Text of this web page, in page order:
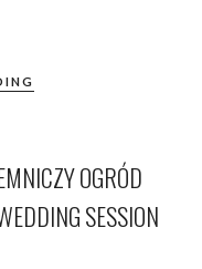
OGRÓD
SESSION